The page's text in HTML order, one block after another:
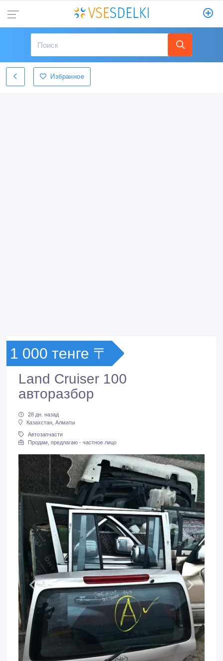
Избранное
1 000 тенге 〒
Land Cruiser 100
авторазбор
28 дн. назад
Казахстан, Алматы
Автозапчасти
Продам, предлагаю - частное лицо